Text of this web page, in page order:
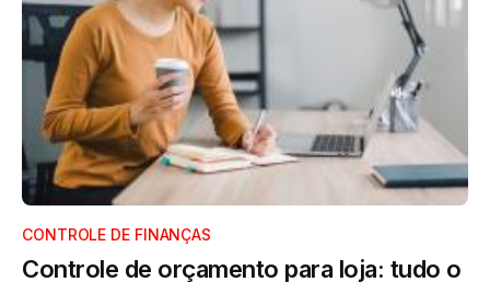
CONTROLE DE FINANÇAS
Controle de orçamento para loja: tudo o